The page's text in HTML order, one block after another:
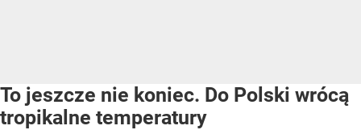
To jeszcze nie koniec. Do Polski wrócą
tropikalne temperatury